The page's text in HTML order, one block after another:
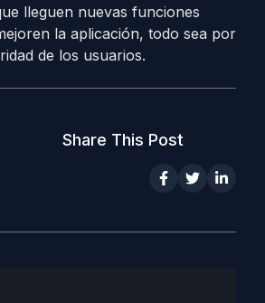
lleguen nuevas funciones
la aplicación, todo sea por
de los usuarios.
Share This Post